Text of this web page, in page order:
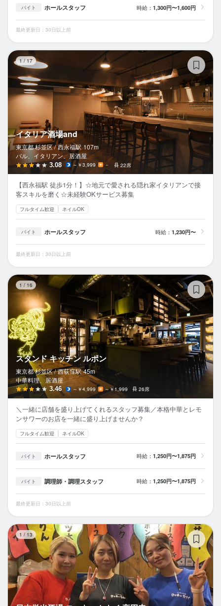
バイト ホールスタッフ 時給： 1,300円〜1,600円
最終更新日：30日以上前
1/ 17
イタリア酒場and
東京都 杉並区 / 西永福駅 107m
バル、イタリアン、居酒屋
3.08 ～￥3,999 － 22席
【西永福駅 徒歩1分！】☆地元で愛される隠れ家イタリアンで接
客スキルを磨く☆未経験OKサービス募集
フルタイム歓迎 ネイルOK
バイト ホールスタッフ 時給： 1,230円〜
最終更新日：30日以上前
1 / 16
スタンド キッチン ルポン
東京都 杉並区 / 西荻窪駅 45m
中華料理、居酒屋
3.46 ～￥4,999 ～￥1,999 26席
＼一緒に店舗を盛り上げてくれるスタッフ募集／本格中華とレモ
ンサワーのお店を一緒に盛り上げませんか？
フルタイム歓迎 ネイルOK
バイト ホールスタッフ 時給： 1,250円〜1,875円
バイト 調理師・調理スタッフ 時給： 1,250円〜1,875円
最終更新日：30日以上前
1 / 13